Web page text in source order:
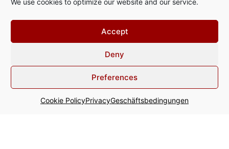
We use cookies to optimize our website and our service.
Accept
Deny
Preferences
Cookie PolicyPrivacyGeschäftsbedingungen
357 1077 XX Amsterdam The
Netherlands